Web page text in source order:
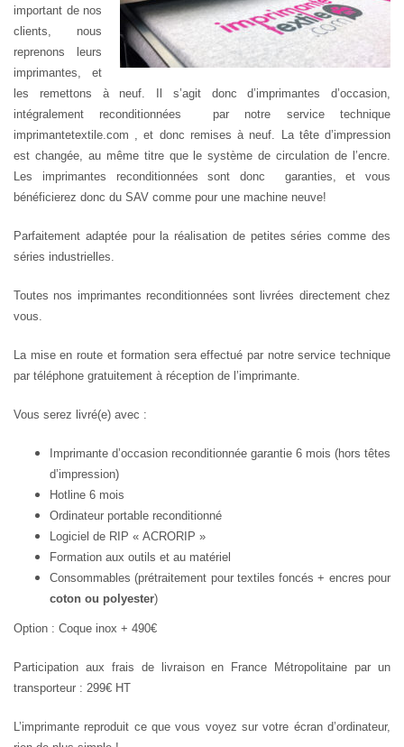
important de nos
clients, nous
reprenons leurs
imprimantes, et
les remettons à neuf. Il s’agit donc d’imprimantes d’occasion,
intégralement reconditionnées par notre service technique
imprimantetextile.com , et donc remises à neuf. La tête d’impression
est changée, au même titre que le système de circulation de l’encre.
Les imprimantes reconditionnées sont donc garanties, et vous
bénéficierez donc du SAV comme pour une machine neuve!
Parfaitement adaptée pour la réalisation de petites séries comme des
séries industrielles.
Toutes nos imprimantes reconditionnées sont livrées directement chez
vous.
La mise en route et formation sera effectué par notre service technique
par téléphone gratuitement à réception de l’imprimante.
Vous serez livré(e) avec :
Imprimante d’occasion reconditionnée garantie 6 mois (hors têtes
d’impression)
Hotline 6 mois
Ordinateur portable reconditionné
Logiciel de RIP « ACRORIP »
Formation aux outils et au matériel
Consommables (prétraitement pour textiles foncés + encres pour
coton ou polyester)
Option : Coque inox + 490€
Participation aux frais de livraison en France Métropolitaine par un
transporteur : 299€ HT
L’imprimante reproduit ce que vous voyez sur votre écran d’ordinateur,